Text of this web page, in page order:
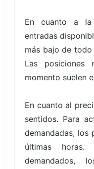
En cuanto a la
entradas
más bajo de
Las posiciones
momento suelen
En cuanto al
sentidos. Para
demandadas, los
últimas horas.
demandados,